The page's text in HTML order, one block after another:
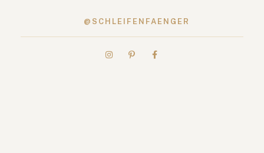
@SCHLEIFENFAENGER